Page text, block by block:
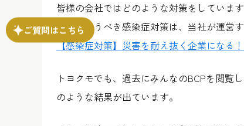
皆様の会社ではどのような対策をしていま
企業が行うべき感染症対策は、当社が運営
【感染症対策】災害を耐え抜く企業になる
トヨクモでも、過去にみんなのBCPを閲覧
のような結果が出ています。
ご質問はこちら